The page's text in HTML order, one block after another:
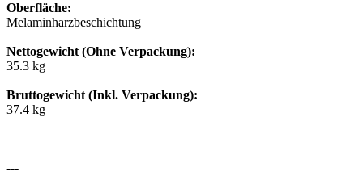
Oberfläche:
Melaminharzbeschichtung
Nettogewicht (Ohne Verpackung):
35.3 kg
Bruttogewicht (Inkl. Verpackung):
37.4 kg
---